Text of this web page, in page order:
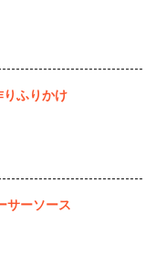
りふりかけ
サーソース